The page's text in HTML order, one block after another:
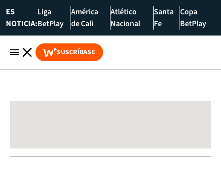
ES
NOTICIA:
Liga
BetPlay
América
de Cali
Atlético
Nacional
Santa
Fe
Copa
BetPlay
SUSCRÍBASE